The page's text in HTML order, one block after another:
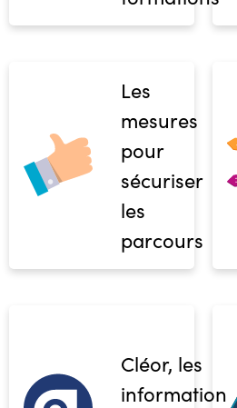
Les
mesures
pour
sécuriser
les
parcours
Cléor, les
informations